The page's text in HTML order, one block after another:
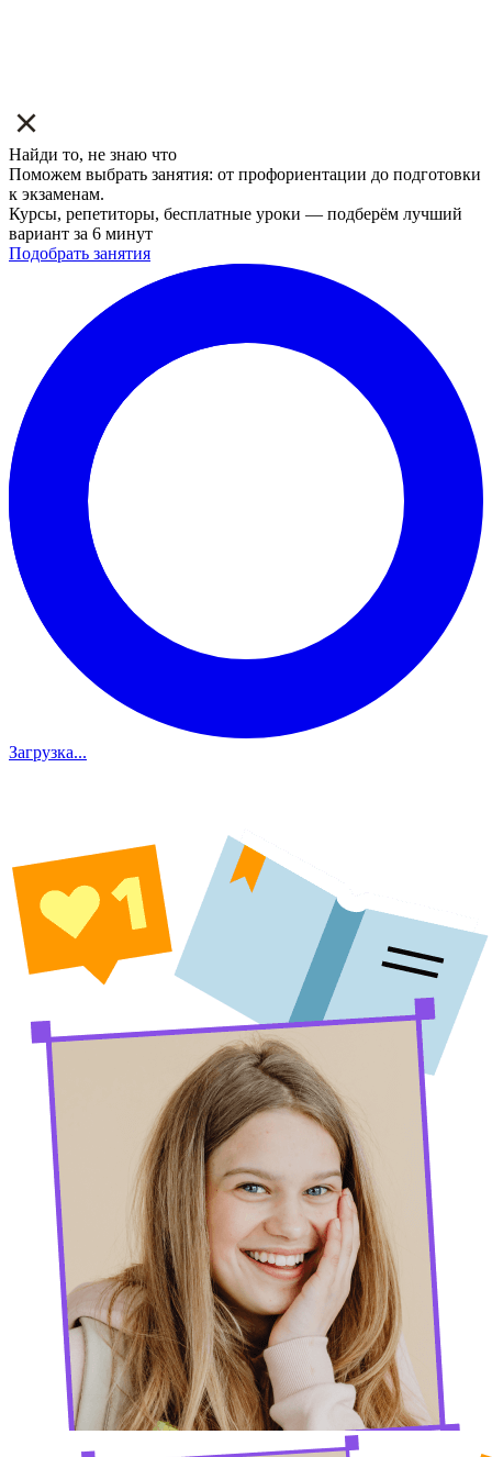
Найди то, не знаю что
Поможем выбрать занятия: от профориентации до подготовки
к экзаменам.
Курсы, репетиторы, бесплатные уроки — подберём лучший
вариант за 6 минут
Подобрать занятия
Загрузка...